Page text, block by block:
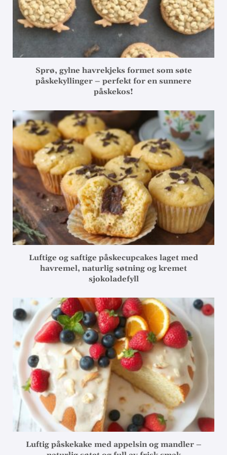
Sprø, gylne havrekjeks formet som søte
påskekyllinger – perfekt for en sunnere
påskekos!
Luftige og saftige påskecupcakes laget med
havremel, naturlig søtning og kremet
sjokoladefyll
Luftig påskekake med appelsin og mandler –